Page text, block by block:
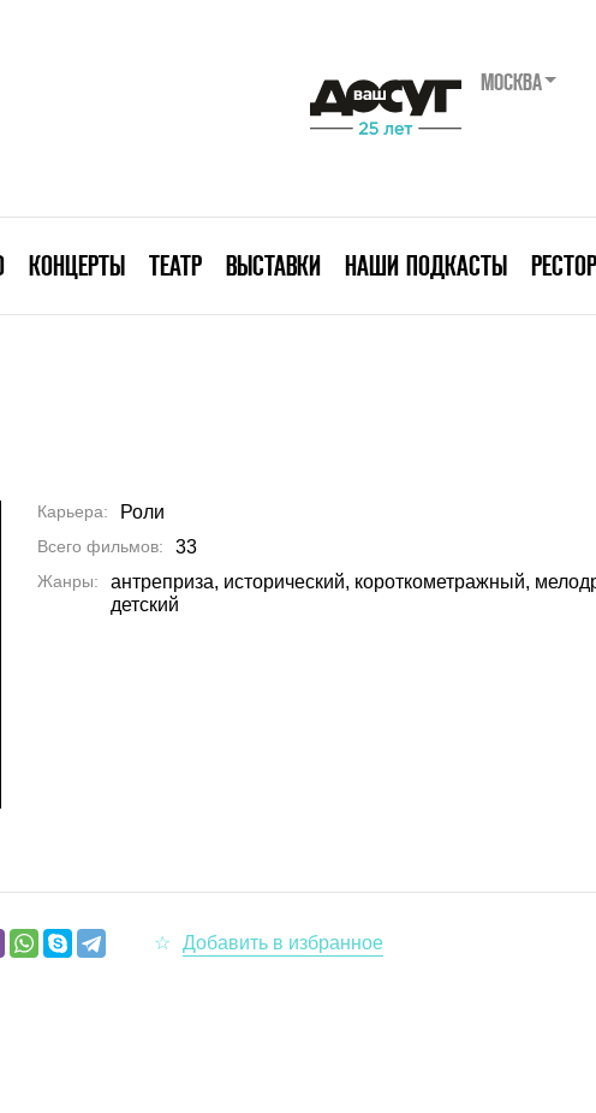
МОСКВА
КОНЦЕРТЫ ТЕАТР ВЫСТАВКИ НАШИ ПОДКАСТЫ
Карьера Роли
Всего фильмов 33
Жанры
антреприза, исторический, короткометражный,
детский